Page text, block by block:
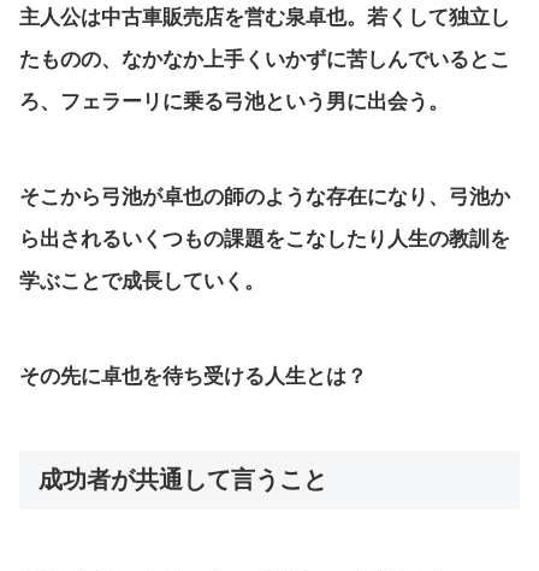
主人公は中古車販売店を営む泉卓也。若くして独立し
たものの、なかなか上手くいかずに苦しんでいるとこ
ろ、フェラーリに乗る弓池という男に出会う。
そこから弓池が卓也の師のような存在になり、弓池か
ら出されるいくつもの課題をこなしたり人生の教訓を
学ぶことで成長していく。
その先に卓也を待ち受ける人生とは？
成功者が共通して言うこと